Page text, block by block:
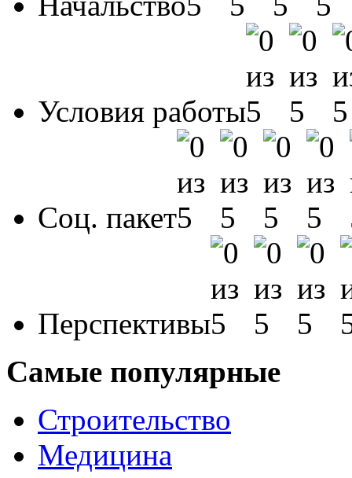
Условия работы
Соц. пакет
Перспективы
Самые популярные
Строительство
Медицина